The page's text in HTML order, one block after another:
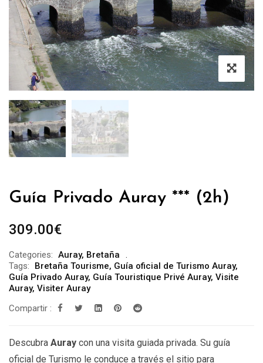
Guía Privado Auray *** (2h)
309.00€
Categories: Auray, Bretaña
Tags:
Bretaña Tourisme, Guía oficial de Turismo Auray,
Guía Privado Auray, Guía Touristique Privé Auray, Visite
Auray, Visiter Auray
Compartir :
Descubra Auray con una visita guiada privada. Su guía
oficial de Turismo le conduce a través el sitio para